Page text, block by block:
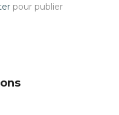
pour publier